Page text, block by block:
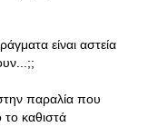
είναι αστεία
παραλία που
το καθιστά